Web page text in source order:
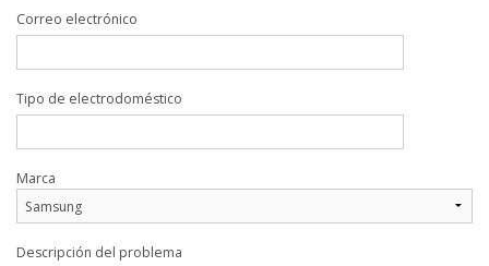
Correo electrónico
Tipo de electrodoméstico
Marca
Descripción del problema